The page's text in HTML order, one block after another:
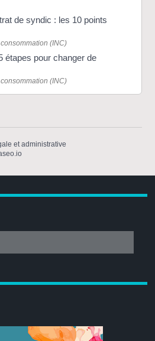
de syndic : les 10 points
(INC)
étapes pour changer de
(INC)
et administrative